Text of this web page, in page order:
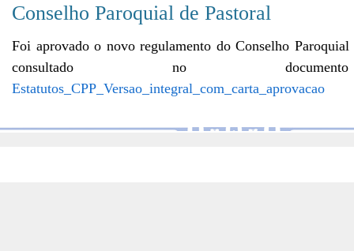
Conselho Paroquial de Pastoral
Foi aprovado o novo regulamento do Conselho Paroquial
consultado no
Estatutos_CPP_Versao_integral_com_carta_aprovacao